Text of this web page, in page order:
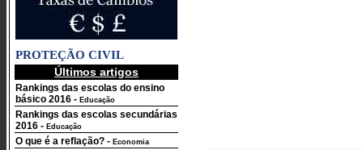
PROTEÇÃO CIVIL
Últimos artigos
Rankings das escolas do ensino
básico 2016 - Educação
Rankings das escolas secundárias
2016 - Educação
O que é a reflação? - Economia